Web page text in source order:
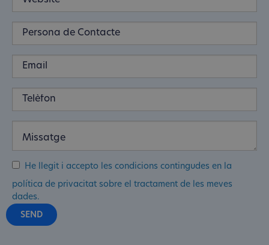
He llegit i accepto les condicions contingudes en la
política de privacitat sobre el tractament de les meves
dades.